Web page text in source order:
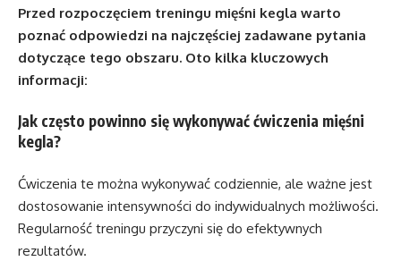
Przed rozpoczęciem treningu mięśni kegla warto
poznać odpowiedzi na najczęściej zadawane pytania
dotyczące tego obszaru. Oto kilka kluczowych
informacji:
Jak często powinno się wykonywać ćwiczenia mięśni
kegla?
Ćwiczenia te można wykonywać codziennie, ale ważne jest
dostosowanie intensywności do indywidualnych możliwości.
Regularność treningu przyczyni się do efektywnych
rezultatów.